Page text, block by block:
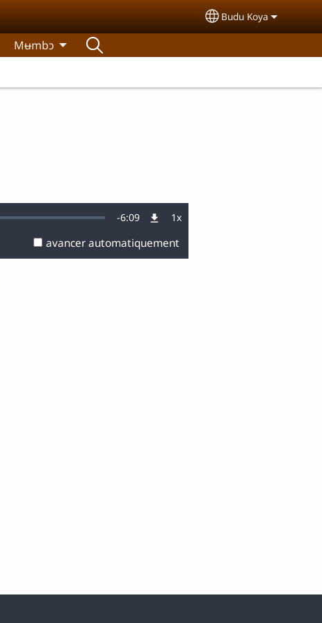
Select your
Budu Koya
Mʉmbɔ
Remaining
Time
-6:09 1xVitesse
lecture
avancer automatiquement